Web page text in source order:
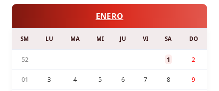
ENERO
SM LU MA MI JU VI SA DO
52 1 2
01 3 4 5 6 7 8 9